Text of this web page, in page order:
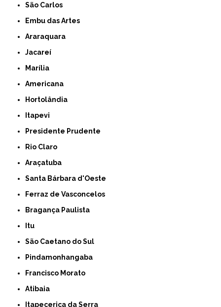
São Carlos
Embu das Artes
Araraquara
Jacareí
Marília
Americana
Hortolândia
Itapevi
Presidente Prudente
Rio Claro
Araçatuba
Santa Bárbara d'Oeste
Ferraz de Vasconcelos
Bragança Paulista
Itu
São Caetano do Sul
Pindamonhangaba
Francisco Morato
Atibaia
Itapecerica da Serra